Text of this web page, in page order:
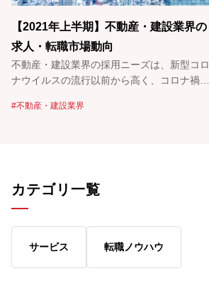
【2021年上半期】不動産・建設業界の
求人・転職市場動向
不動産・建設業界の採用ニーズは、新型コロ
ナウイルスの流行以前から高く、コロナ禍に
す。特に、営業や施工管理といった労働集約
ている方は、ぜひ今後の参考にしてみてくだ
さい。
不動産・建設業界
カテゴリ一覧
サービス 転職ノウハウ